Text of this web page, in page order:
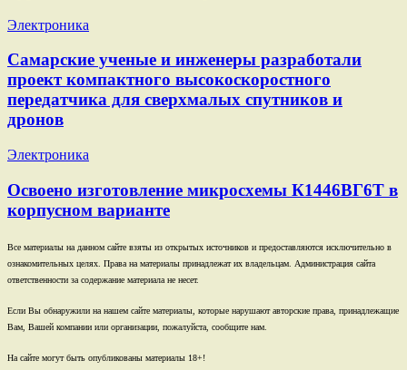
Электроника
Самарские ученые и инженеры разработали
проект компактного высокоскоростного
передатчика для сверхмалых спутников и
дронов
Электроника
Освоено изготовление микросхемы К1446ВГ6Т в
корпусном варианте
Все материалы на данном сайте взяты из открытых источников и предоставляются исключительно в
ознакомительных целях. Права на материалы принадлежат их владельцам. Администрация сайта
ответственности за содержание материала не несет.
Если Вы обнаружили на нашем сайте материалы, которые нарушают авторские права, принадлежащие
Вам, Вашей компании или организации, пожалуйста, сообщите нам.
На сайте могут быть опубликованы материалы 18+!